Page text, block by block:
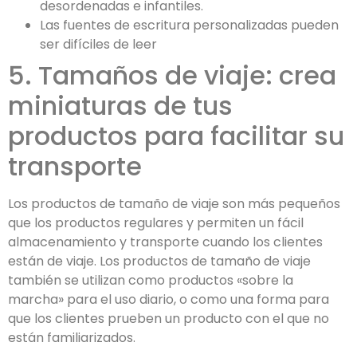
desordenadas e infantiles.
Las fuentes de escritura personalizadas pueden
ser difíciles de leer
5. Tamaños de viaje: crea
miniaturas de tus
productos para facilitar su
transporte
Los productos de tamaño de viaje son más pequeños
que los productos regulares y permiten un fácil
almacenamiento y transporte cuando los clientes
están de viaje. Los productos de tamaño de viaje
también se utilizan como productos «sobre la
marcha» para el uso diario, o como una forma para
que los clientes prueben un producto con el que no
están familiarizados.